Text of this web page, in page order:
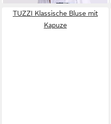
TUZZI Klassische Bluse mit
Kapuze